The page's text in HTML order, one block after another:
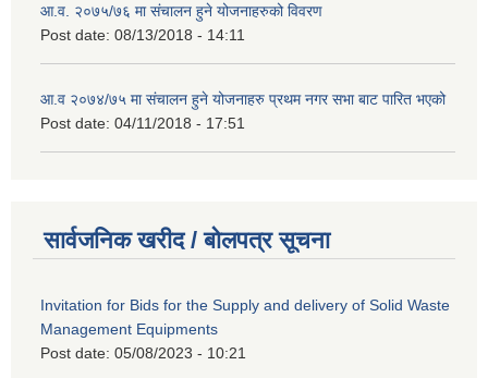
आ.व. २०७५/७६ मा संचालन हुने योजनाहरुको विवरण
Post date: 08/13/2018 - 14:11
आ.व २०७४/७५ मा संचालन हुने योजनाहरु प्रथम नगर सभा बाट पारित भएको
Post date: 04/11/2018 - 17:51
सार्वजनिक खरीद / बोलपत्र सूचना
Invitation for Bids for the Supply and delivery of Solid Waste
Management Equipments
Post date: 05/08/2023 - 10:21